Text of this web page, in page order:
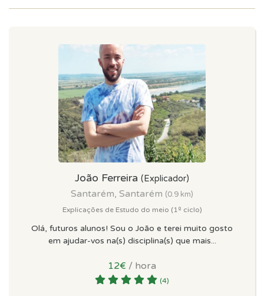
João Ferreira (Explicador)
Santarém, Santarém (0.9 km)
Explicações de Estudo do meio (1º ciclo)
Olá, futuros alunos! Sou o João e terei muito gosto
em ajudar-vos na(s) disciplina(s) que mais...
12€ / hora
(4)